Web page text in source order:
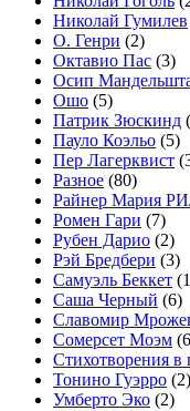
Николай Гумилев
О. Генри (2)
Октавио Пас (3)
Осип
Ошо (5)
Патрик Зюскинд
Пауло Коэльо (5)
Пер Лагерквист
Разное (80)
Райнер Мария
Ромен Гари (7)
Рубен Дарио (2)
Рэй Бредбери (3)
Самуэль Беккет
Саша Черный (6)
Славомир
Сомерсет Моэм
Стихотворения в
Тонино Гуэрро (2)
Умберто Эко (2)